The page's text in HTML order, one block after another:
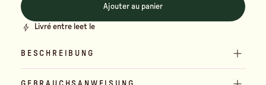
Ajouter au panier
Livré entre leet le
BESCHREIBUNG